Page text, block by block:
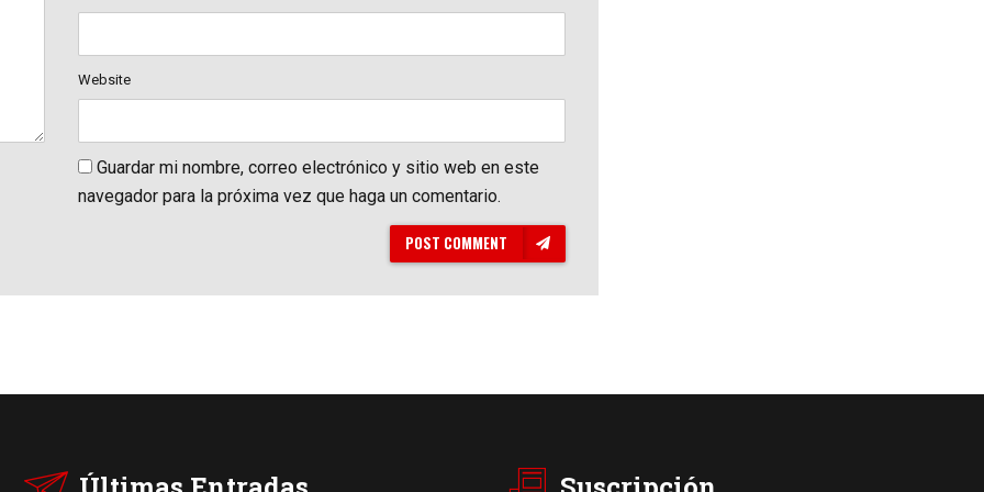
Website
Guardar mi nombre, correo electrónico y sitio web en este
navegador para la próxima vez que haga un comentario.
POST COMMENT